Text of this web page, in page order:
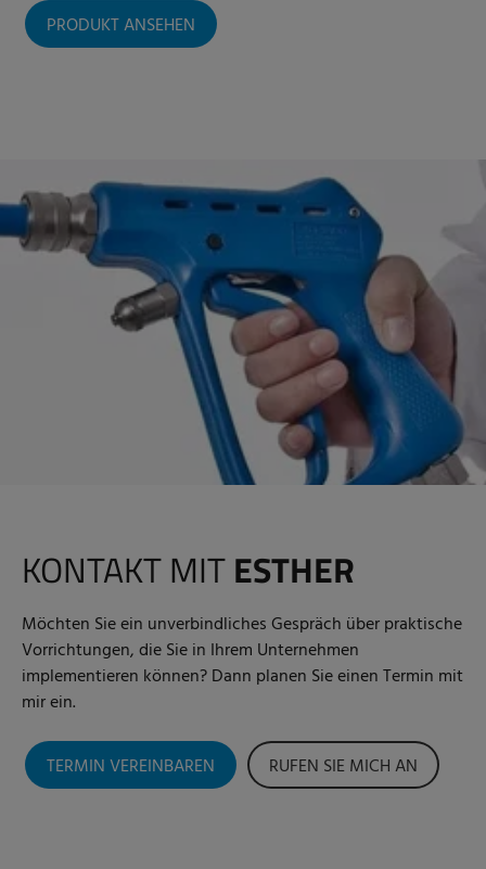
PRODUKT ANSEHEN
KONTAKT MITESTHER
Möchten Sie ein unverbindliches Gespräch über praktische
Vorrichtungen, die Sie in Ihrem Unternehmen
implementieren können? Dann planen Sie einen Termin mit
mir ein.
TERMIN VEREINBAREN RUFEN SIE MICH AN